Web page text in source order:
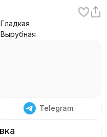
Гладкая
Вырубная
Telegram